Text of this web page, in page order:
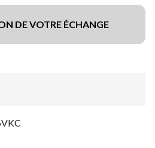
DE VOTRE ÉCHANGE